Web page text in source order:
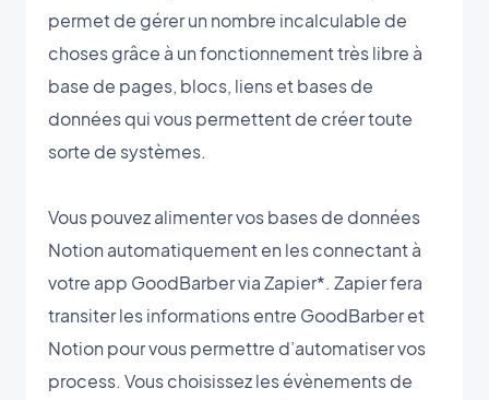
permet de gérer un nombre incalculable de
choses grâce à un fonctionnement très libre à
base de pages, blocs, liens et bases de
données qui vous permettent de créer toute
sorte de systèmes.
Vous pouvez alimenter vos bases de données
Notion automatiquement en les connectant à
votre app GoodBarber via Zapier*. Zapier fera
transiter les informations entre GoodBarber et
Notion pour vous permettre d’automatiser vos
process. Vous choisissez les évènements de